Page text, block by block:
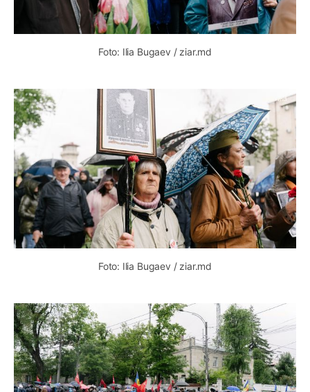
Foto: Ilia Bugaev / ziar.md
Foto: Ilia Bugaev / ziar.md